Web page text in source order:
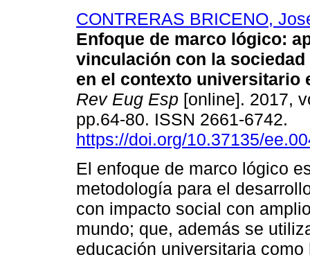
CONTRERAS BRICENO,
Enfoque de marco lógico:
vinculación con la sociedad
en el contexto universitario
Rev Eug Esp [online]. 2017,
pp.64-80. ISSN 2661-6742.
https://doi.org/10.37135/
El enfoque de marco lógico
metodología para el
con impacto social con
mundo; que, además se
educación universitaria